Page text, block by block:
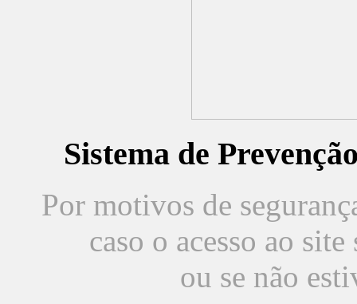
Sistema de
Por motivos de
caso o acesso ao
ou se não